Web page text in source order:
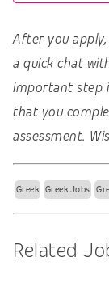
After you
a quick chat
important step
that you
assessment.
Greek Greek Jobs
Related